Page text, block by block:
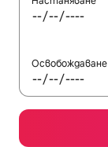
Освобождаване